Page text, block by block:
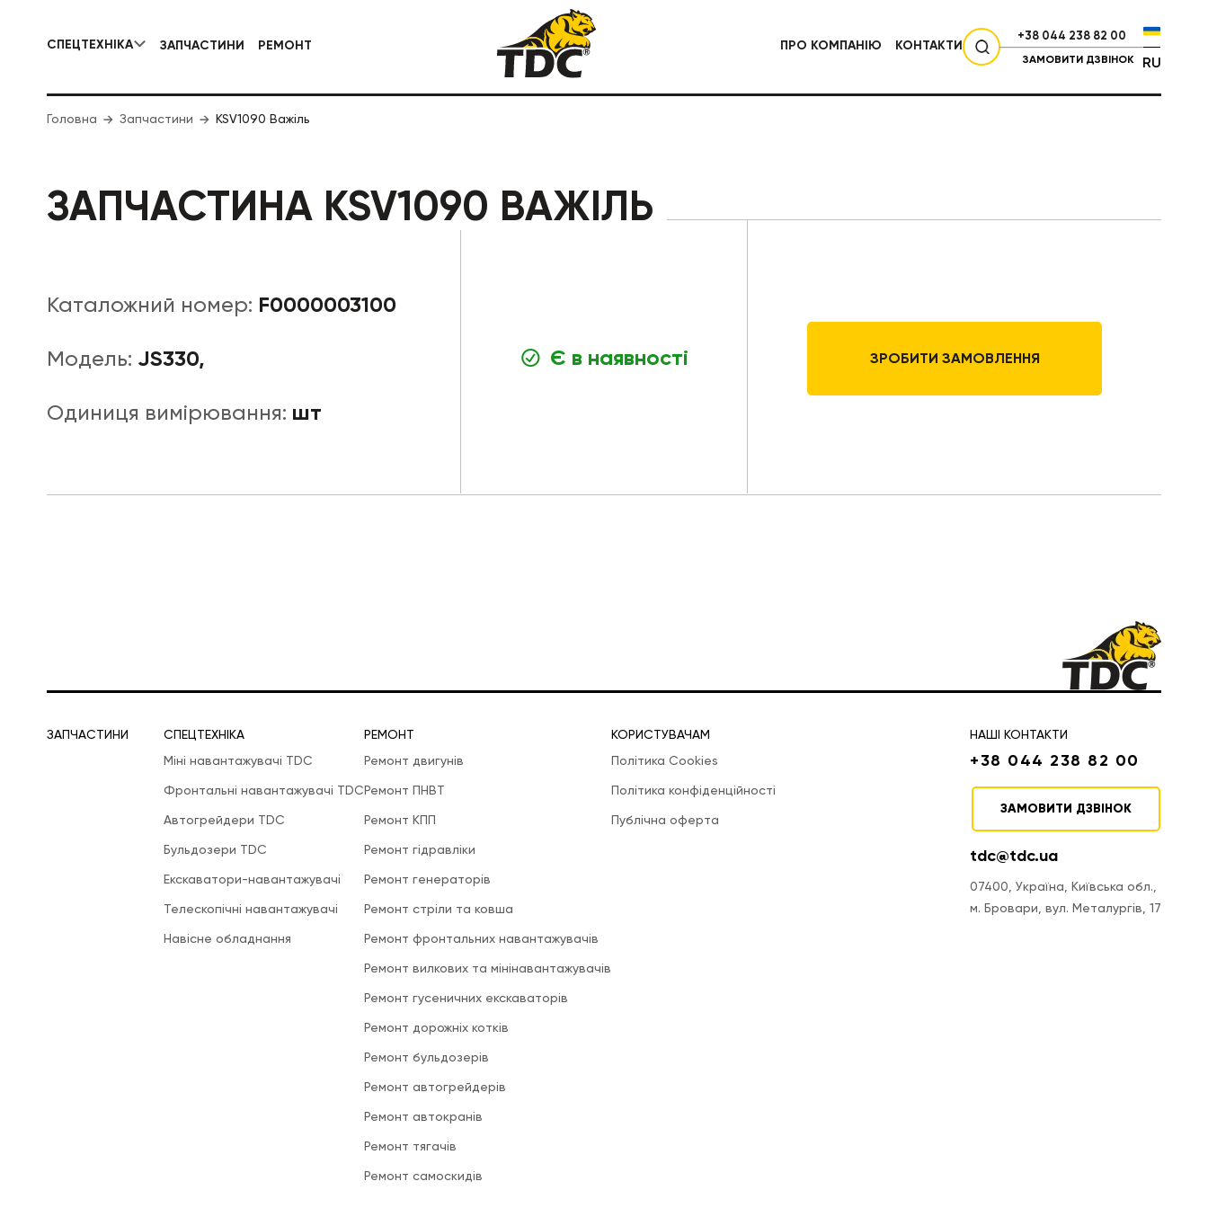
СПЕЦТЕХНІКА
КОМУНАЛЬНА СПЕЦТЕХНІКА
ЗАПЧАСТИНИ РЕМОНТ ПРО КОМПАНІЮ КОНТАКТИ
+38 044 238 82 00
ЗАМОВИТИ ДЗВІНОК RU
Головна Запчастини KSV1090 Важіль
ЗАПЧАСТИНА KSV1090 ВАЖІЛЬ
Каталожний номер: F0000003100
Модель: JS330,
Одиниця вимірювання: шт
Є в наявності ЗРОБИТИ ЗАМОВЛЕННЯ
ЗАПЧАСТИНИ
СПЕЦТЕХНІКА
Міні навантажувачі TDC
Фронтальні навантажувачі TDC
Автогрейдери TDC
Бульдозери TDC
Екскаватори-навантажувачі
Телескопічні навантажувачі
Навісне обладнання
РЕМОНТ
Ремонт двигунів
Ремонт ПНВТ
Ремонт КПП
Ремонт гідравліки
Ремонт генераторів
Ремонт стріли та ковша
Ремонт фронтальних навантажувачів
Ремонт вилкових та мінінавантажувачів
Ремонт гусеничних екскаваторів
Ремонт дорожніх котків
Ремонт бульдозерів
Ремонт автогрейдерів
Ремонт автокранів
Ремонт тягачів
Ремонт самоскидів
КОРИСТУВАЧАМ
Політика Cookies
Політика конфіденційності
Публічна оферта
НАШІ КОНТАКТИ
+38 044 238 82 00
ЗАМОВИТИ ДЗВІНОК
tdc@tdc.ua
07400, Україна, Київська обл.,
м. Бровари, вул. Металургів, 17